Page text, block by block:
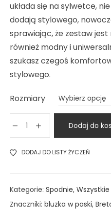
układa się na sylwetce,
dodają stylowego,
sprawiając, że zestaw
również modny i
szukasz czegoś
stylowego.
Rozmiary
Dodaj do
DODAJ DO LISTY ŻYCZEŃ
Kategorie: Spodnie,
Znaczniki: bluzka w paski,